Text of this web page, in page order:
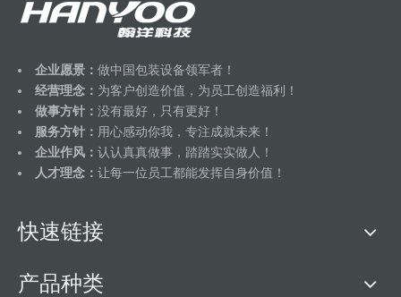
企业愿景： 做中国包装设备领军者！
经营理念： 为客户创造价值，为员工创造福利！
做事方针： 没有最好，只有更好！
服务方针： 用心感动你我，专注成就未来！
企业作风： 认认真真做事，踏踏实实做人！
人才理念： 让每一位员工都能发挥自身价值！
快速链接
产品种类